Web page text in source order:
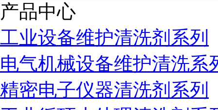
产品中心
工业设备维护清洗剂系列
电气机械设备维护清洗系
精密电子仪器清洗剂系列